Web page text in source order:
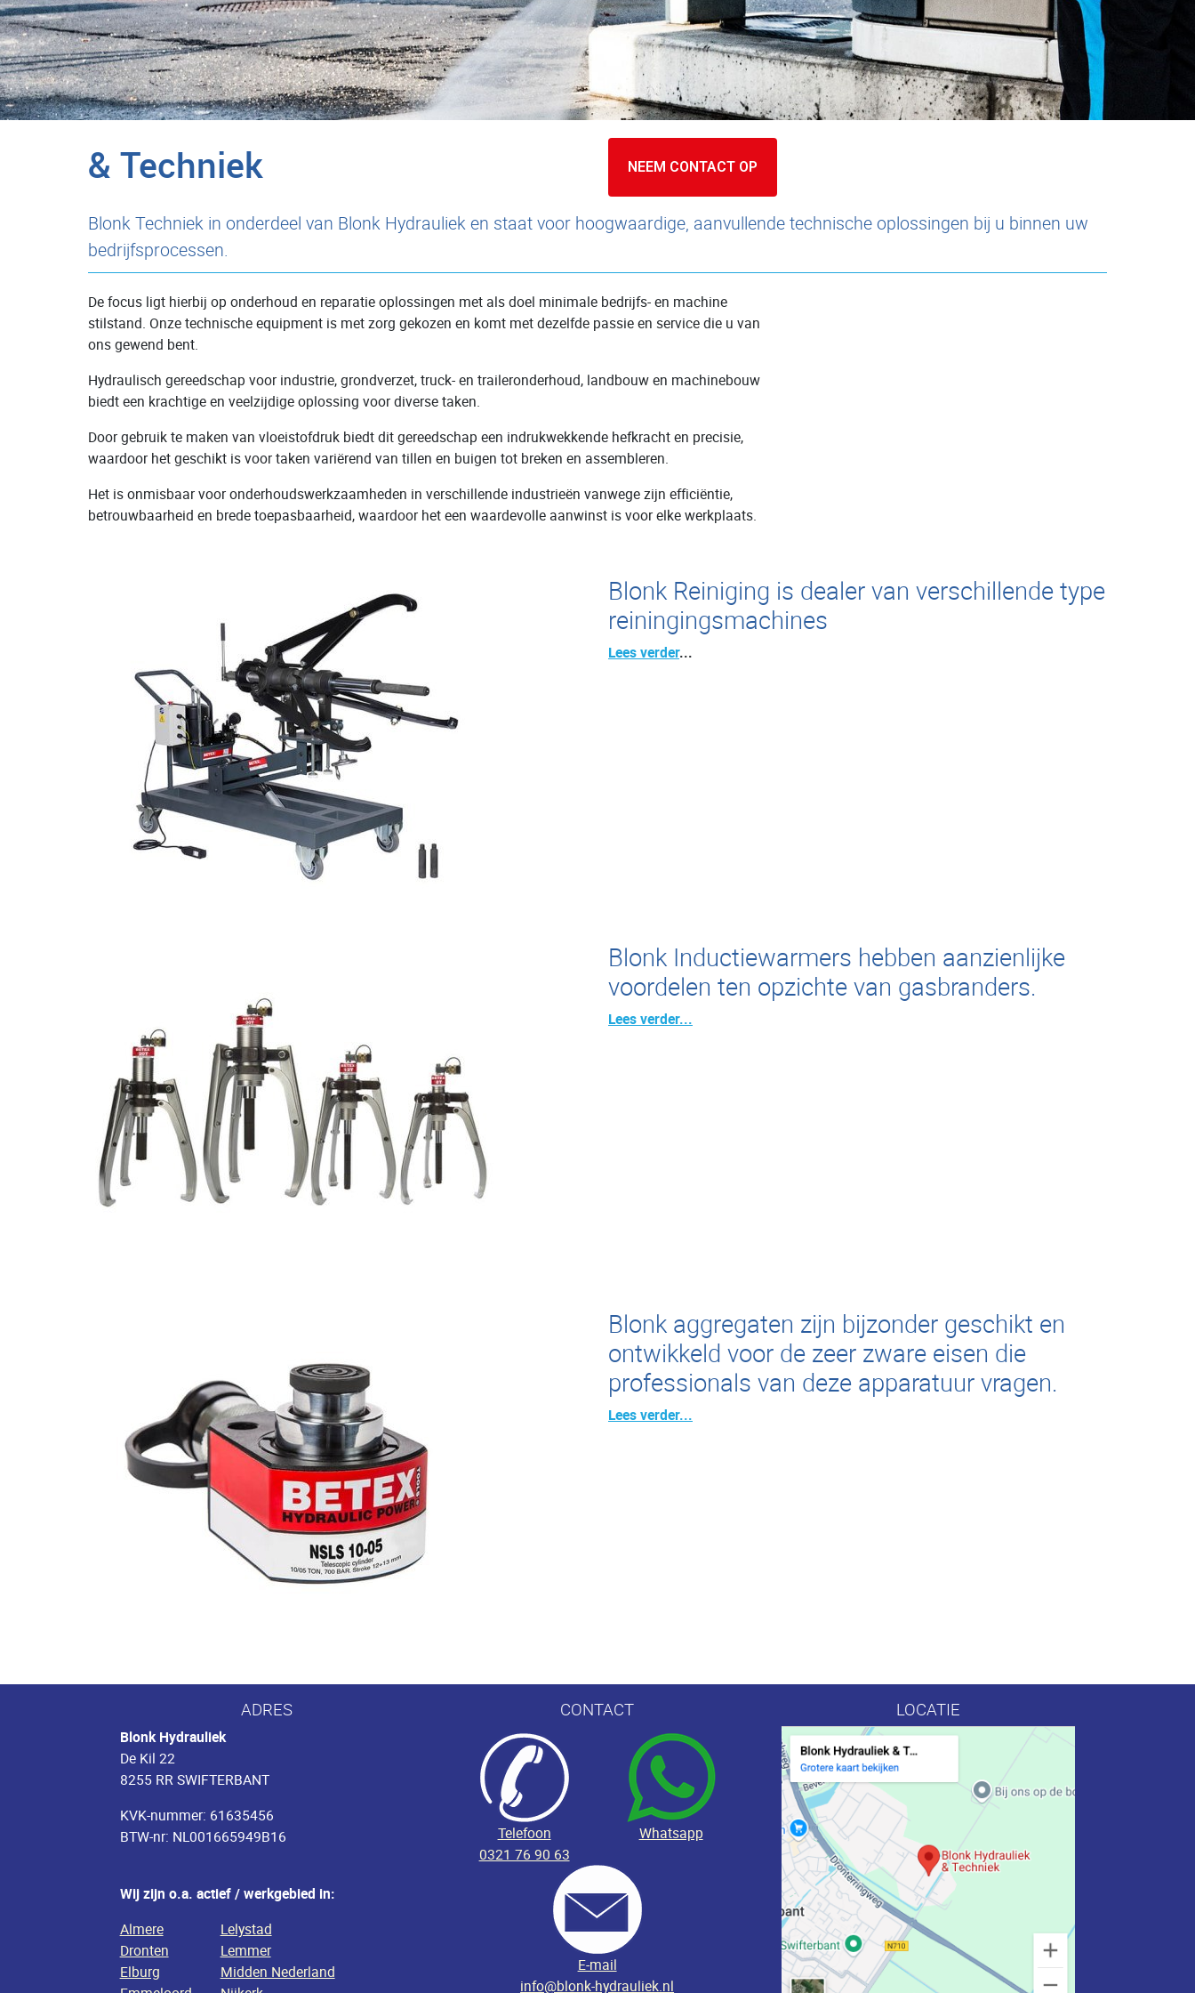
& Techniek NEEM CONTACT OP
Blonk Techniek in onderdeel van Blonk Hydrauliek en staat voor hoogwaardige, aanvullende technische oplossingen bij u binnen uw
bedrijfsprocessen.
De focus ligt hierbij op onderhoud en reparatie oplossingen met als doel minimale bedrijfs- en machine
stilstand. Onze technische equipment is met zorg gekozen en komt met dezelfde passie en service die u van
ons gewend bent.
Hydraulisch gereedschap voor industrie, grondverzet, truck- en traileronderhoud, landbouw en machinebouw
biedt een krachtige en veelzijdige oplossing voor diverse taken.
Door gebruik te maken van vloeistofdruk biedt dit gereedschap een indrukwekkende hefkracht en precisie,
waardoor het geschikt is voor taken variërend van tillen en buigen tot breken en assembleren.
Het is onmisbaar voor onderhoudswerkzaamheden in verschillende industrieën vanwege zijn efficiëntie,
betrouwbaarheid en brede toepasbaarheid, waardoor het een waardevolle aanwinst is voor elke werkplaats.
Blonk Reiniging is dealer van verschillende type
reiningingsmachines
Lees verder...
Blonk Inductiewarmers hebben aanzienlijke
voordelen ten opzichte van gasbranders.
Lees verder...
Blonk aggregaten zijn bijzonder geschikt en
ontwikkeld voor de zeer zware eisen die
professionals van deze apparatuur vragen.
Lees verder...
ADRES
Blonk Hydrauliek
De Kil 22
8255 RR SWIFTERBANT
KVK-nummer: 61635456
BTW-nr: NL001665949B16
Wij zijn o.a. actief / werkgebied in:
Almere
Lelystad
Dronten
Lemmer
Elburg
Midden Nederland
CONTACT
Telefoon
Whatsapp
0321 76 90 63
E-mail
info@blonk-hydrauliek.nl
LOCATIE